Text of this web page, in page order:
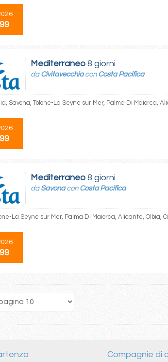
Mediterraneo 8 giorni
da Civitavecchiacon Costa Pacifica
Savona, Tolone-La Seyne sur Mer, Palma Di Maiorca,
Mediterraneo 8 giorni
da Savonacon Costa Pacifica
La Seyne sur Mer, Palma Di Maiorca, Alicante, Olbia,
193 195
Compagnie di